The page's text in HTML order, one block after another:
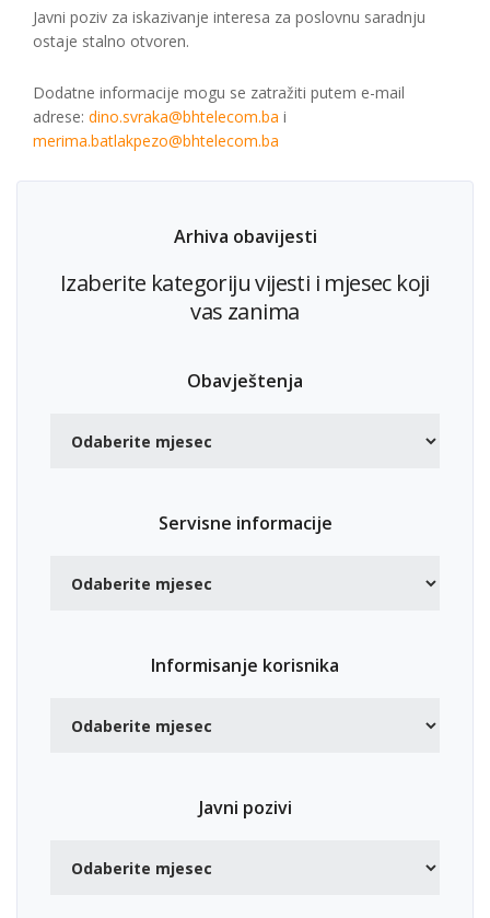
Javni poziv za iskazivanje interesa za poslovnu saradnju
ostaje stalno otvoren.
Dodatne informacije mogu se zatražiti putem e-mail
adrese: dino.svraka@bhtelecom.ba i
merima.batlakpezo@bhtelecom.ba
Arhiva obavijesti
Izaberite kategoriju vijesti i mjesec koji
vas zanima
Obavještenja
Servisne informacije
Informisanje korisnika
Javni pozivi